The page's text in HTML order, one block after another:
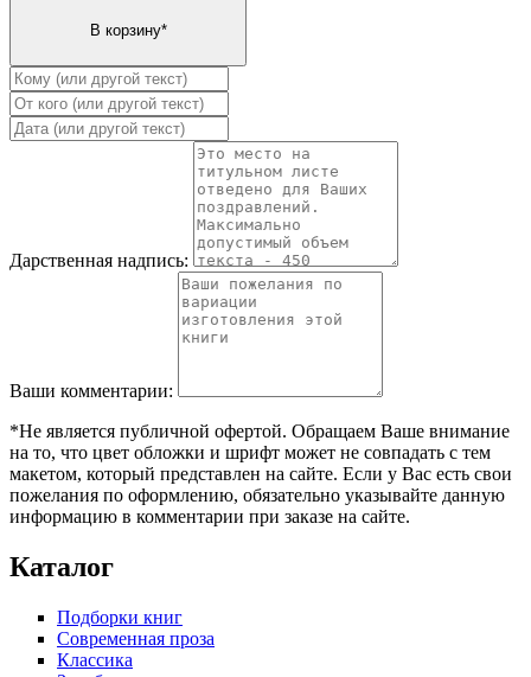
Дарственная надпись:
Ваши комментарии:
*Не является публичной офертой. Обращаем Ваше внимание
на то, что цвет обложки и шрифт может не совпадать с тем
макетом, который представлен на сайте. Если у Вас есть свои
пожелания по оформлению, обязательно указывайте данную
информацию в комментарии при заказе на сайте.
Каталог
Подборки книг
Современная проза
Классика